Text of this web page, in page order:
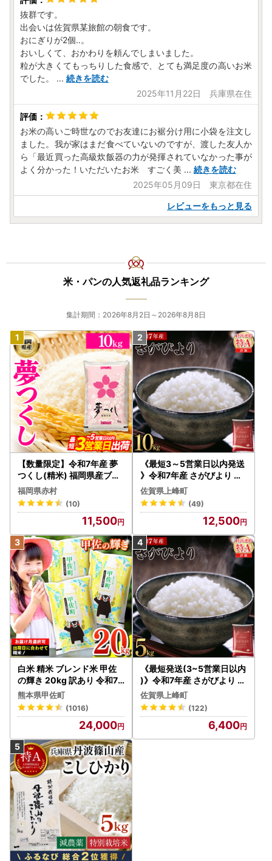
た方へは、寄附金受領証明書とともにワンストップ特例申請
書を発送します。
必要書類を同封のうえ【佐賀県大町町ふるさと納税コール
センター】まで、ご提出ください。(寄附の翌年1月10日必
着)
❖返礼品発送について❖
返礼品の発送につきましては、返礼品事業者からのお届け
となります。
発送時期につきましては返礼品ページの【配送】にてご確
認ください。
ただし、年末のご寄附については通常よりお時間を頂戴す
る場合があり、返礼品や時期によっては2～3カ月ほどお待
たせする場合があります。予めご了承ください。
返礼品到着後、すぐに開封して返礼品全体の確認をお願い
【佐賀県大町町ふるさと納税コールセンター】まで写真デー
お届け後、1週間を経過してのお問い合わせにつきまして
は返品・交換の対象外とさせていただいておりますので、予
めご了承ください。
❖お問い合わせ・申請書送付先❖
【佐賀県大町町ふるさと納税コールセンター】
〒849-2102
佐賀県杵島郡大町町大字福母297番地4
電 話：050-3355-7155
メール：s.omachi@do-furusato.jp
抜群です。
出会いは佐賀県某旅館の朝食です。
おにぎりが2個‥。
おいしくて、おかわりを頼んでしまいました。
粒が大きくてもっちりした食感で、とても満足度の高いお米
でした。
... 続きを読む
2025年11月22日 兵庫県在住
お米の高いご時世なのでお友達にお裾分け用に小袋を注文し
ました。我が家はまだ食べていないのですが、渡した友人か
ら「最近買った高級炊飯器の力が発揮されていなかった事が
よく分かった！いただいたお米 すごく美 ... 続きを読む
2025年05月09日 東京都在住
レビューをもっと見る
米・パンの人気返礼品ランキング
集計期間：2026年8月2日～2026年8月8日
【数量限定】令和7年産 夢
つくし(精米) 福岡県産ブラ
ンド米 10kg (品番:3X11R7)
福岡県赤村
(10)
11,500
《最短3～5営業日以内発送
》令和7年産 さがびより 佐
賀県産（精米）10kg
佐賀県上峰町
(49)
12,500
白米 精米 ブレンド米 甲佐
の輝き 20kg 訳あり 令和7
年産 【価格改定ZS】
熊本県甲佐町
(1016)
24,000
《最短発送(3~5営業日以内
)》令和7年産 さがびより 佐
賀県産（精米）5kg
佐賀県上峰町
(122)
6,400